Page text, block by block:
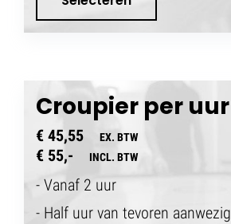
Croupier per uur
€ 45,55 EX. BTW
€ 55,- INCL. BTW
- Vanaf 2 uur
- Half uur van tevoren aanwezig